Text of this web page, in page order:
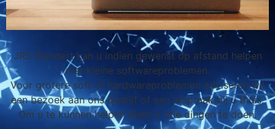
JRS Klundert kan u indien gewenst op afstand helpen
met kleine softwareproblemen.
Voor grotere soft of hardwareproblemen adviseren wij
een bezoek aan ons bedrijf of een afspraak bij u thuis.
Om u te kunnen helpen dient u drie dingen te doen.